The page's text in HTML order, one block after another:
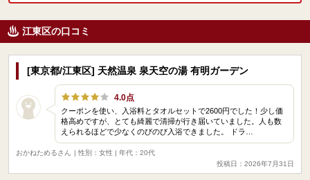
江東区の口コミ
[東京都/江東区] 天然温泉 泉天空の湯 有明ガーデン
4.0点
クーポンを使い、入浴料とタオルセットで2600円でした！少し価
格高めですが、とても綺麗で清掃が行き届いていました。人も数
えられるほどで少なくのびのび入浴できました。 ドラ…
おかねためるさん
| 性別：女性 | 年代：20代
投稿日：2026年7月31日